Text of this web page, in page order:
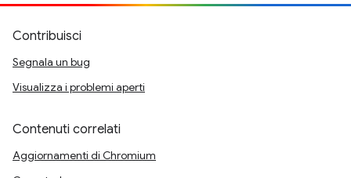
Contribuisci
Segnala un bug
Visualizza i problemi aperti
Contenuti correlati
Aggiornamenti di Chromium